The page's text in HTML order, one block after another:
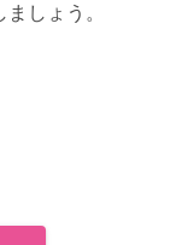
しょう。